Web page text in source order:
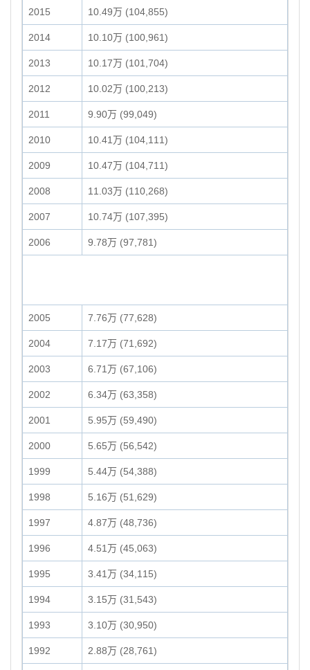
2015 10.49万 (104,855)
2014 10.10万 (100,961)
2013 10.17万 (101,704)
2012 10.02万 (100,213)
2011 9.90万 (99,049)
2010 10.41万 (104,111)
2009 10.47万 (104,711)
2008 11.03万 (110,268)
2007 10.74万 (107,395)
2006 9.78万 (97,781)
2005 7.76万 (77,628)
2004 7.17万 (71,692)
2003 6.71万 (67,106)
2002 6.34万 (63,358)
2001 5.95万 (59,490)
2000 5.65万 (56,542)
1999 5.44万 (54,388)
1998 5.16万 (51,629)
1997 4.87万 (48,736)
1996 4.51万 (45,063)
1995 3.41万 (34,115)
1994 3.15万 (31,543)
1993 3.10万 (30,950)
1992 2.88万 (28,761)